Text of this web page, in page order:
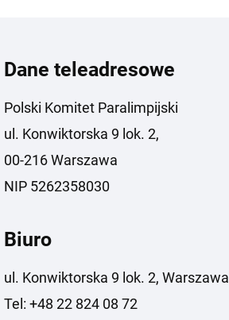
Dane teleadresowe
Polski Komitet Paralimpijski
ul. Konwiktorska 9 lok. 2,
00-216 Warszawa
NIP 5262358030
Biuro
ul. Konwiktorska 9 lok. 2, Warszawa
Tel: +48 22 824 08 72